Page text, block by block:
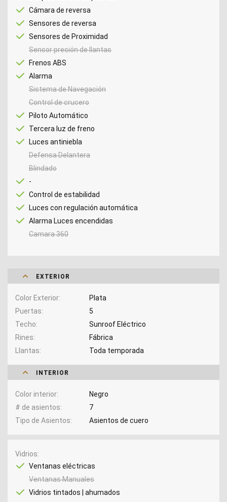
Cámara de reversa
Sensores de reversa
Sensores de Proximidad
Sensor presión de llantas
Frenos ABS
Alarma
Sistema de Navegación
Control de crucero
Piloto Automático
Tercera luz de freno
Luces antiniebla
Defensa Delantera
Blindado
-
Control de estabilidad
Luces con regulación automática
Alarma Luces encendidas
Camara 360
EXTERIOR
Color Exterior
Plata
Puertas
5
Techo
Sunroof Eléctrico
Rines
Fábrica
Llantas
Toda temporada
INTERIOR
Color interior
Negro
# de asientos
7
Tipo de Asientos
Asientos de cuero
Vidrios
Ventanas eléctricas
Ventanas Manuales
Vidrios tintados | ahumados